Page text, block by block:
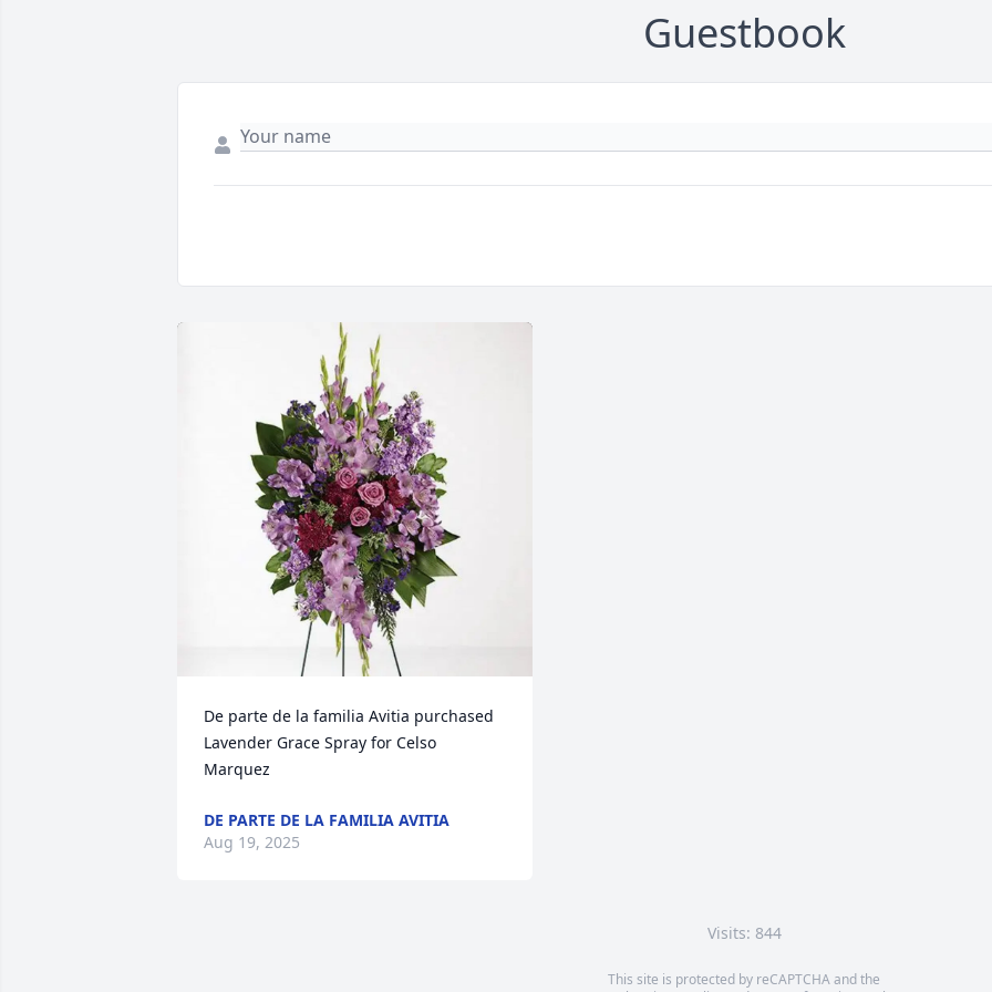
Guestbook
De parte de la familia Avitia purchased
Lavender Grace Spray for Celso
Marquez
DE PARTE DE LA FAMILIA AVITIA
Aug 19, 2025
Visits: 844
This site is protected by reCAPTCHA and the